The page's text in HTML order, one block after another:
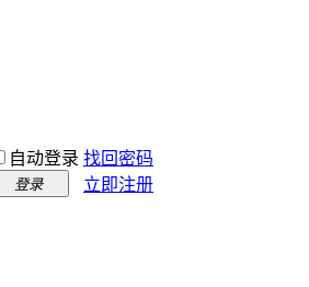
自动登录 找回密码
登录
立即注册